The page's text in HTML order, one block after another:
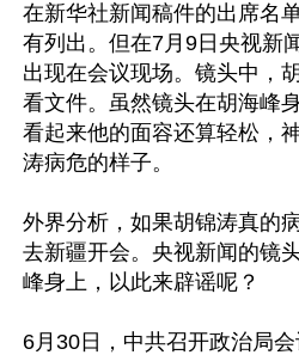
在新华社新闻稿件的出席名
有列出。但在7月9日央视新
出现在会议现场。镜头中，
看文件。虽然镜头在胡海峰
看起来他的面容还算轻松，
涛病危的样子。
外界分析，如果胡锦涛真的
去新疆开会。央视新闻的镜
峰身上，以此来辟谣呢？
6月30日，中共召开政治局